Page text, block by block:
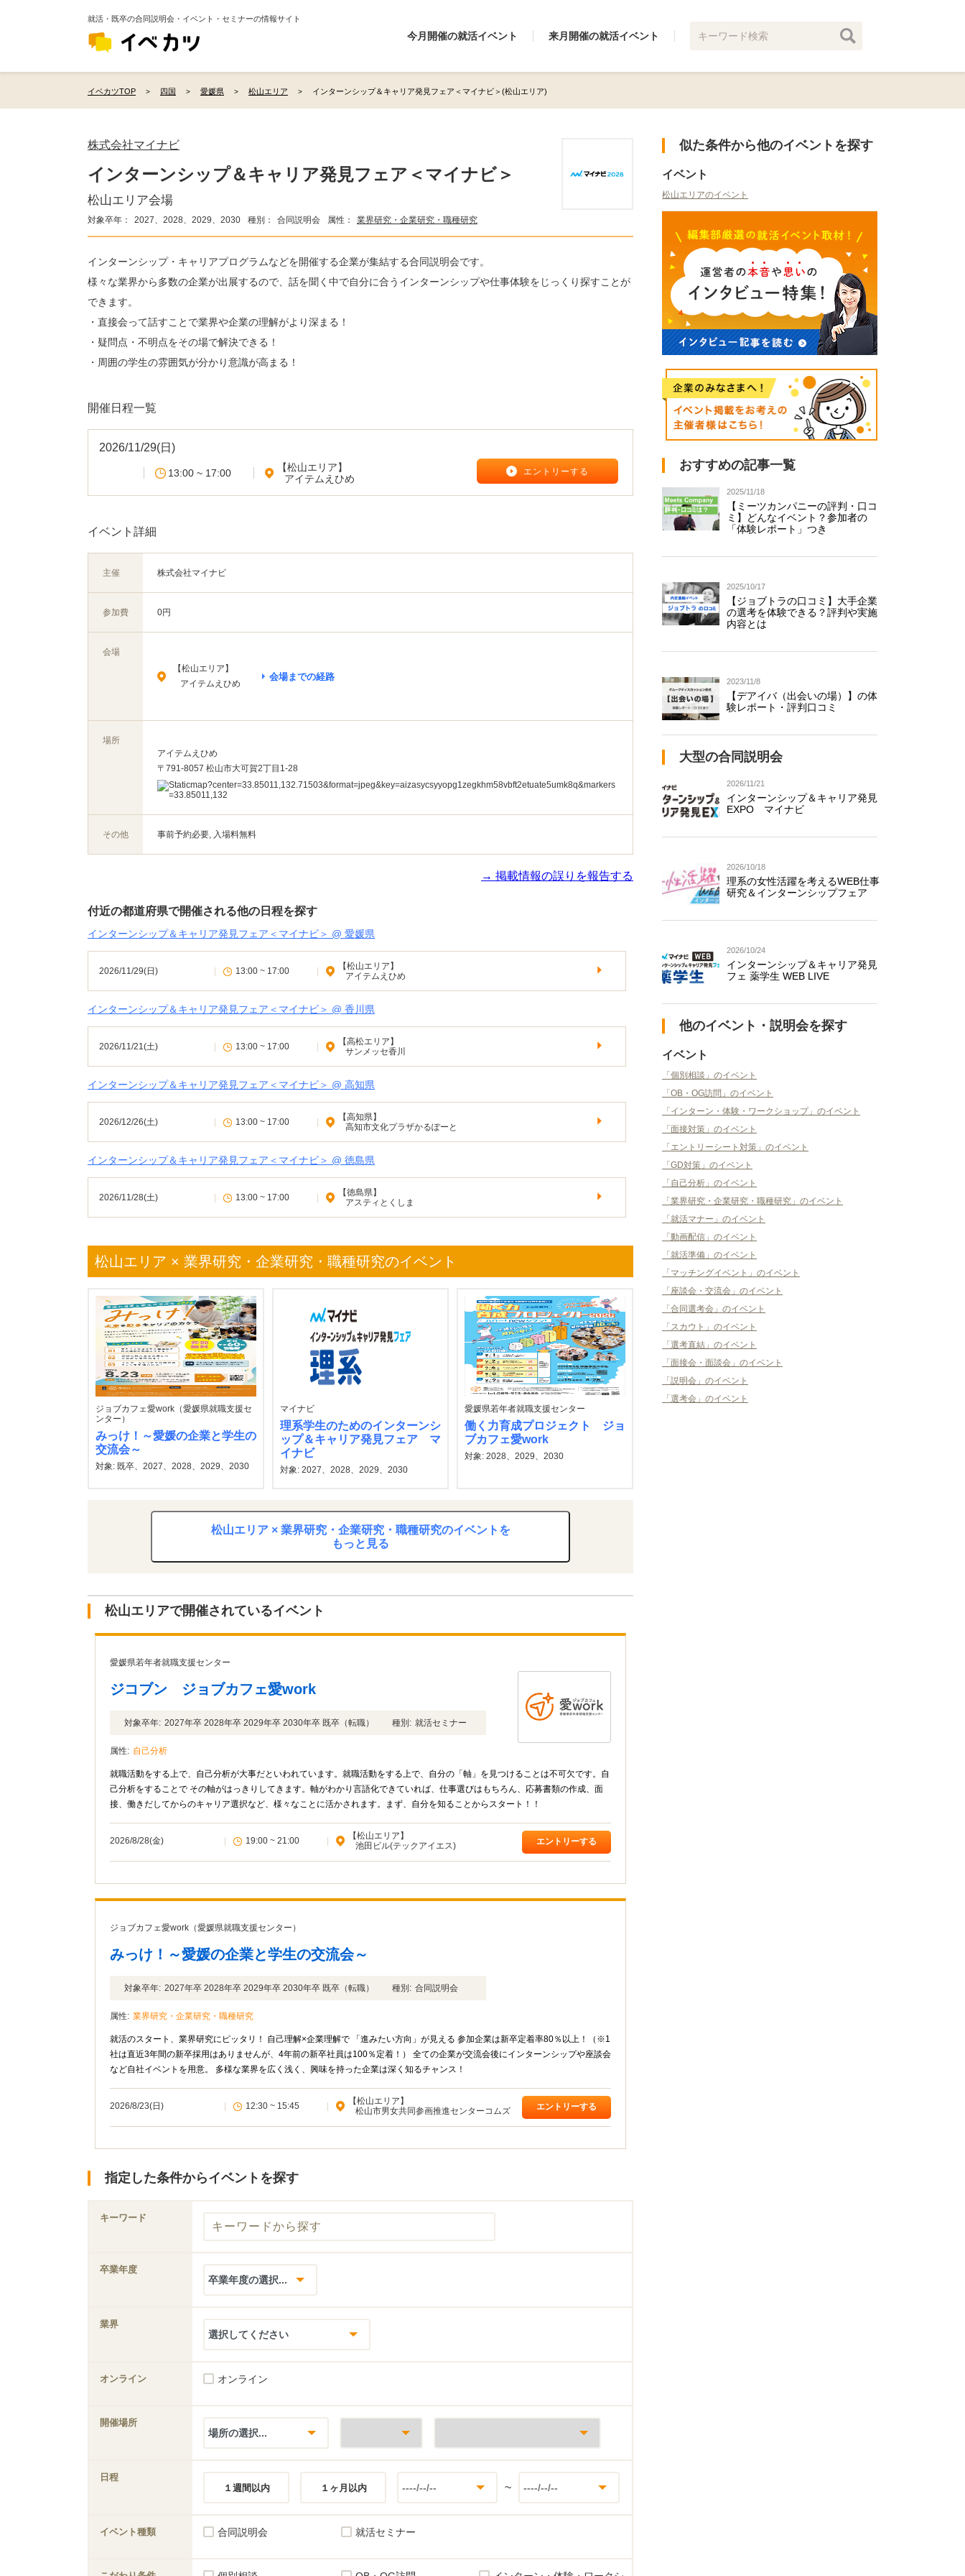
就活・既卒の合同説明会・イベント・セミナーの情報サイト
今月開催の就活イベント 来月開催の就活イベント
イベカツTOP 四国 愛媛県 松山エリア インターンシップ＆キャリア発見フェア＜マイナビ＞(松山エリア)
株式会社マイナビ
インターンシップ＆キャリア発見フェア＜マイナビ＞
松山エリア会場
対象卒年： 2027、2028、2029、2030 種別： 合同説明会 属性： 業界研究・企業研究・職種研究
インターンシップ・キャリアプログラムなどを開催する企業が集結する合同説明会です。
様々な業界から多数の企業が出展するので、話を聞く中で自分に合うインターンシップや仕事体験をじっくり探すことが
できます。
・直接会って話すことで業界や企業の理解がより深まる！
・疑問点・不明点をその場で解決できる！
・周囲の学生の雰囲気が分かり意識が高まる！
開催日程一覧
2026/11/29(日)
13:00 ~ 17:00
【松山エリア】
アイテムえひめ
エントリーする
イベント詳細
主催 株式会社マイナビ
参加費 0円
会場
【松山エリア】
アイテムえひめ
会場までの経路
場所
アイテムえひめ
〒791-8057 松山市大可賀2丁目1-28
その他 事前予約必要, 入場料無料
→ 掲載情報の誤りを報告する
付近の都道府県で開催される他の日程を探す
インターンシップ＆キャリア発見フェア＜マイナビ＞ @ 愛媛県
2026/11/29(日) 13:00 ~ 17:00
【松山エリア】
アイテムえひめ
インターンシップ＆キャリア発見フェア＜マイナビ＞ @ 香川県
2026/11/21(土) 13:00 ~ 17:00
【高松エリア】
サンメッセ香川
インターンシップ＆キャリア発見フェア＜マイナビ＞ @ 高知県
2026/12/26(土) 13:00 ~ 17:00
【高知県】
高知市文化プラザかるぽーと
インターンシップ＆キャリア発見フェア＜マイナビ＞ @ 徳島県
2026/11/28(土) 13:00 ~ 17:00
【徳島県】
アスティとくしま
松山エリア × 業界研究・企業研究・職種研究のイベント
ジョブカフェ愛work（愛媛県就職支援セ
ンター）
みっけ！～愛媛の企業と学生の
交流会～
対象: 既卒、2027、2028、2029、2030
マイナビ
理系学生のためのインターンシ
ップ＆キャリア発見フェア マ
イナビ
対象: 2027、2028、2029、2030
愛媛県若年者就職支援センター
働く力育成プロジェクト ジョ
ブカフェ愛work
対象: 2028、2029、2030
松山エリア × 業界研究・企業研究・職種研究のイベントを
もっと見る
松山エリアで開催されているイベント
愛媛県若年者就職支援センター
ジコブン ジョブカフェ愛work
対象卒年: 2027年卒 2028年卒 2029年卒 2030年卒 既卒（転職） 種別: 就活セミナー
属性: 自己分析
就職活動をする上で、自己分析が大事だといわれています。就職活動をする上で、自分の「軸」を見つけることは不可欠です。自
己分析をすることで その軸がはっきりしてきます。軸がわかり言語化できていれば、仕事選びはもちろん、応募書類の作成、面
接、働きだしてからのキャリア選択など、様々なことに活かされます。まず、自分を知ることからスタート！！
2026/8/28(金) 19:00 ~ 21:00
【松山エリア】
池田ビル(テックアイエス)
エントリーする
ジョブカフェ愛work（愛媛県就職支援センター）
みっけ！～愛媛の企業と学生の交流会～
対象卒年: 2027年卒 2028年卒 2029年卒 2030年卒 既卒（転職） 種別: 合同説明会
属性: 業界研究・企業研究・職種研究
就活のスタート、業界研究にピッタリ！ 自己理解×企業理解で 「進みたい方向」が見える 参加企業は新卒定着率80％以上！（※1
社は直近3年間の新卒採用はありませんが、4年前の新卒社員は100％定着！） 全ての企業が交流会後にインターンシップや座談会
など自社イベントを用意。 多様な業界を広く浅く、興味を持った企業は深く知るチャンス！
2026/8/23(日) 12:30 ~ 15:45
【松山エリア】
松山市男女共同参画推進センターコムズ
エントリーする
指定した条件からイベントを探す
キーワード
卒業年度
業界
オンライン オンライン
開催場所
日程
１週間以内
１ヶ月以内 ~
イベント種類 合同説明会 就活セミナー
似た条件から他のイベントを探す
イベント
松山エリアのイベント
おすすめの記事一覧
2025/11/18
【ミーツカンパニーの評判・口コ
ミ】どんなイベント？参加者の
「体験レポート」つき
2025/10/17
【ジョブトラの口コミ】大手企業
の選考を体験できる？評判や実施
内容とは
2023/11/8
【デアイバ（出会いの場）】の体
験レポート・評判口コミ
大型の合同説明会
2026/11/21
インターンシップ＆キャリア発見
EXPO マイナビ
2026/10/18
理系の女性活躍を考えるWEB仕事
研究＆インターンシップフェア
2026/10/24
インターンシップ＆キャリア発見
フェ 薬学生 WEB LIVE
他のイベント・説明会を探す
イベント
「個別相談」のイベント
「OB・OG訪問」のイベント
「インターン・体験・ワークショップ」のイベント
「面接対策」のイベント
「エントリーシート対策」のイベント
「GD対策」のイベント
「自己分析」のイベント
「業界研究・企業研究・職種研究」のイベント
「就活マナー」のイベント
「動画配信」のイベント
「就活準備」のイベント
「マッチングイベント」のイベント
「座談会・交流会」のイベント
「合同選考会」のイベント
「スカウト」のイベント
「選考直結」のイベント
「面接会・面談会」のイベント
「説明会」のイベント
「選考会」のイベント